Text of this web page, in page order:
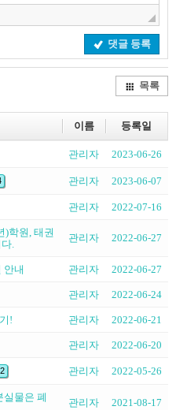
댓글 등록
목록
이름 등록일
관리자 2023-06-26
관리자 2023-06-07
관리자 2022-07-16
)학원, 태권
.
관리자 2022-06-27
안내 관리자 2022-06-27
관리자 2022-06-24
! 관리자 2022-06-21
관리자 2022-06-20
2 관리자 2022-05-26
실물은 폐
관리자 2021-08-17